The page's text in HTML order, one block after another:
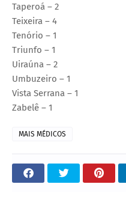
Taperoá – 2
Teixeira – 4
Tenório – 1
Triunfo – 1
Uiraúna – 2
Umbuzeiro – 1
Vista Serrana – 1
Zabelê – 1
MAIS MÉDICOS